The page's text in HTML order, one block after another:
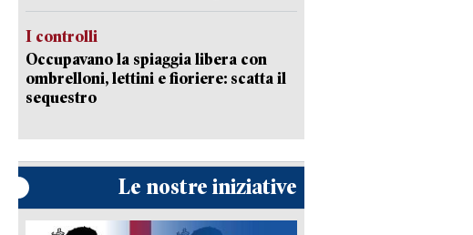
I controlli
Occupavano la spiaggia libera con
ombrelloni, lettini e fioriere: scatta il
sequestro
Le nostre iniziative